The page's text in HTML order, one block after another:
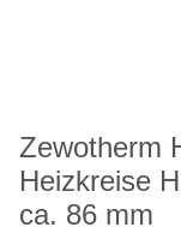
Zewotherm
Heizkreise
ca. 86 mm